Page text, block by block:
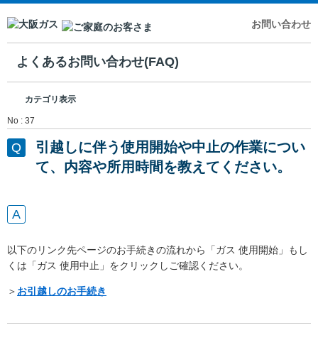
お問い合わせ
よくあるお問い合わせ(FAQ)
カテゴリ表示
No : 37
引越しに伴う使用開始や中止の作業につい
て、内容や所用時間を教えてください。
以下のリンク先ページのお手続きの流れから「ガス 使用開始」もし
くは「ガス 使用中止」をクリックしご確認ください。
＞ お引越しのお手続き